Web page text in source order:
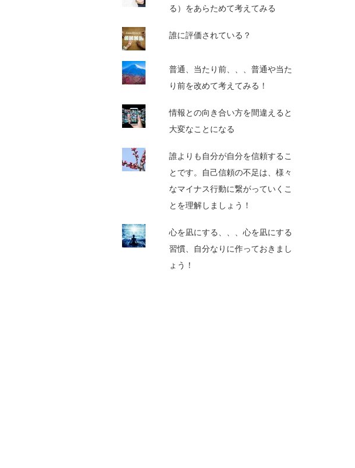
る）をあらためて考えてみる
誰に評価されている？
普通、当たり前、、、普通や当た
り前を改めて考えてみる！
情報との向き合い方を間違えると
大変なことになる
誰よりも自分が自分を信頼するこ
とです。自己信頼の不足は、様々
なマイナス行動に繋がっていくこ
とを理解しましょう！
心を凪にする、、、心を凪にする
習慣、自分なりに作っておきまし
ょう！